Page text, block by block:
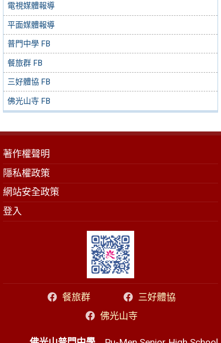
電視媒體報導
平面媒體報導
普門中學 FB
餐旅群 FB
三好體協 FB
佛光山寺 FB
著作權聲明
隱私權政策
網站安全政策
登入
餐旅群
三好體協
佛光山寺